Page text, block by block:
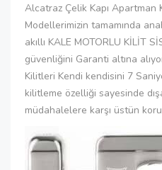
Alcatraz Çelik Kapı Apartman
Modellerimizin tamamında
akıllı KALE MOTORLU KİLİT
güvenliğini Garanti altına
Kilitleri Kendi kendisini 7
kilitleme özelliği sayesinde
müdahalelere karşı üstün